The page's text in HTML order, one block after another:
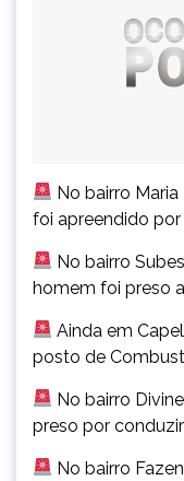
No bairro
foi apreendido
No bairro
homem foi preso
Ainda em
posto de
No bairro
preso por
No bairro